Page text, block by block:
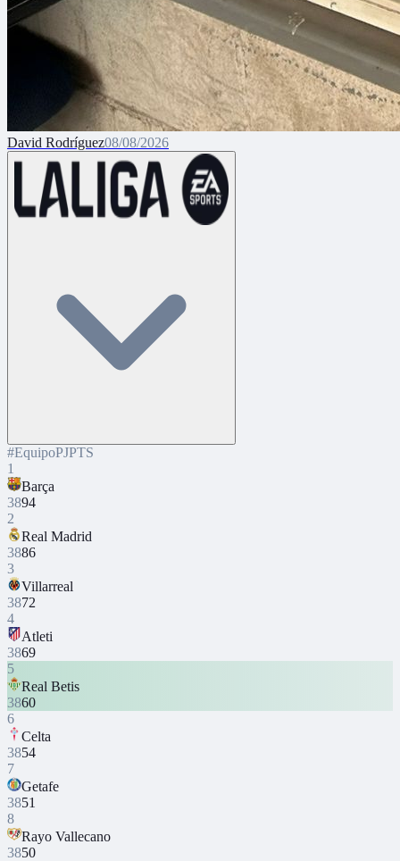
David Rodríguez08/08/2026
#EquipoPJPTS
1
Barça
3894
2
Real Madrid
3886
3
Villarreal
3872
4
Atleti
3869
5
Real Betis
3860
6
Celta
3854
7
Getafe
3851
8
Rayo Vallecano
3850